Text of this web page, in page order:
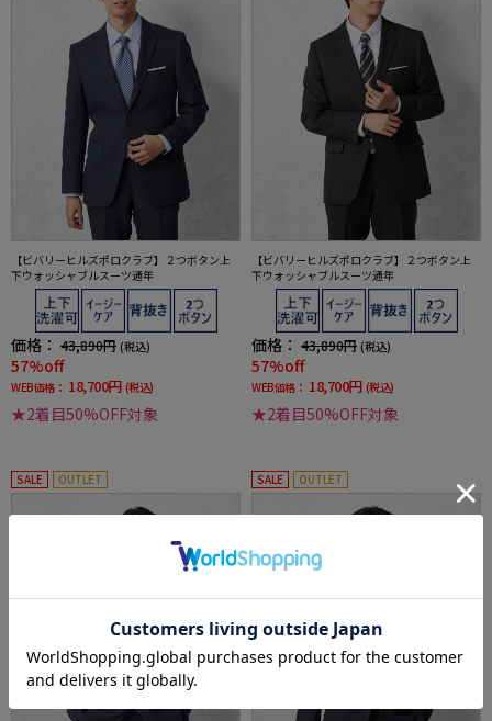
【ビバリーヒルズポロクラブ】２つボタン上
下ウォッシャブルスーツ通年
価格： 43,890円 (税込)
57%off
WEB価格： 18,700円 (税込)
★2着目50%OFF対象
【ビバリーヒルズポロクラブ】２つボタン上
下ウォッシャブルスーツ通年
価格： 43,890円 (税込)
57%off
WEB価格： 18,700円 (税込)
★2着目50%OFF対象
SALE OUTLET SALE OUTLET